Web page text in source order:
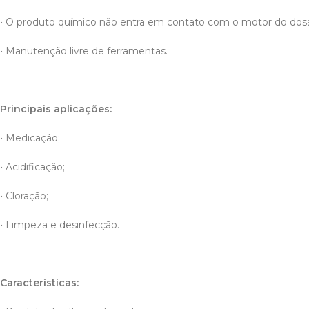
• O produto químico não entra em contato com o motor do
• Manutenção livre de ferramentas.
Principais aplicações:
• Medicação;
• Acidificação;
• Cloração;
• Limpeza e desinfecção.
Características: